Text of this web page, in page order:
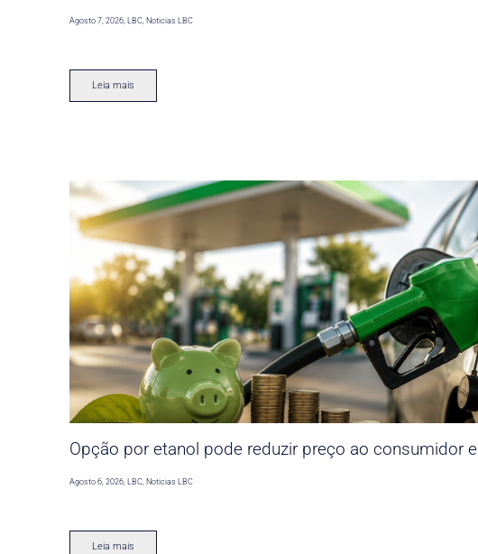
Agosto 7, 2026,LBC,Noticias LBC
Leia mais
Opção por etanol pode reduzir preço ao consumidor
Agosto 6, 2026 ,LBC Noticias LBC
Leia mais